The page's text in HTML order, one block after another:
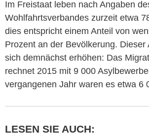
Im Freistaat leben nach Angaben
Wohlfahrtsverbandes zurzeit etwa
dies entspricht einem Anteil von
Prozent an der Bevölkerung. Dieser
sich demnächst erhöhen: Das
rechnet 2015 mit 9 000
vergangenen Jahr waren es etwa 6
LESEN SIE AUCH: